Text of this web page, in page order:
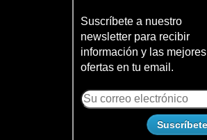
Suscríbete a nuestro
newsletter para recibir
información y las mejores
ofertas en tu email.